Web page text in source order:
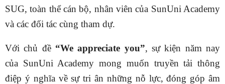
SUG, toàn thể cán bộ, nhân viên của SunUni Academy
và các đối tác cùng tham dự.
Với chủ đề “We appreciate you”, sự kiện năm nay
của SunUni Academy mong muốn truyền tải thông
điệp ý nghĩa về sự tri ân những nỗ lực, đóng góp âm